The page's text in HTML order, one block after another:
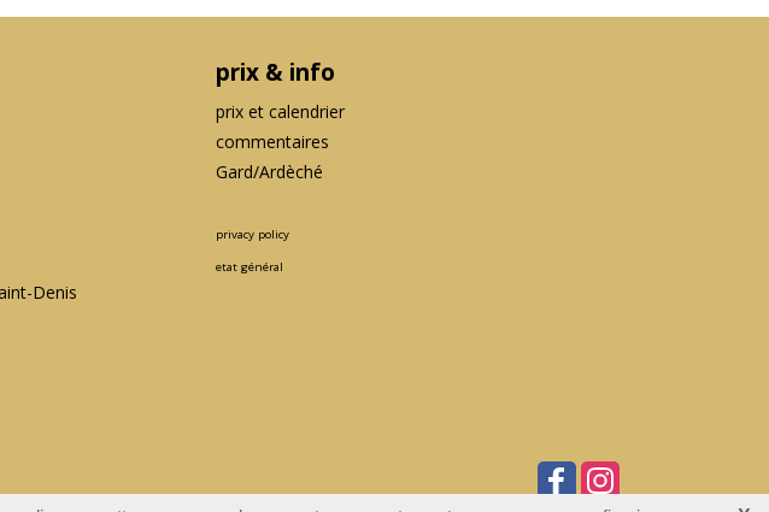
Denis
prix & info
prix et calendrier
commentaires
Gard/Ardèché
privacy policy
etat général